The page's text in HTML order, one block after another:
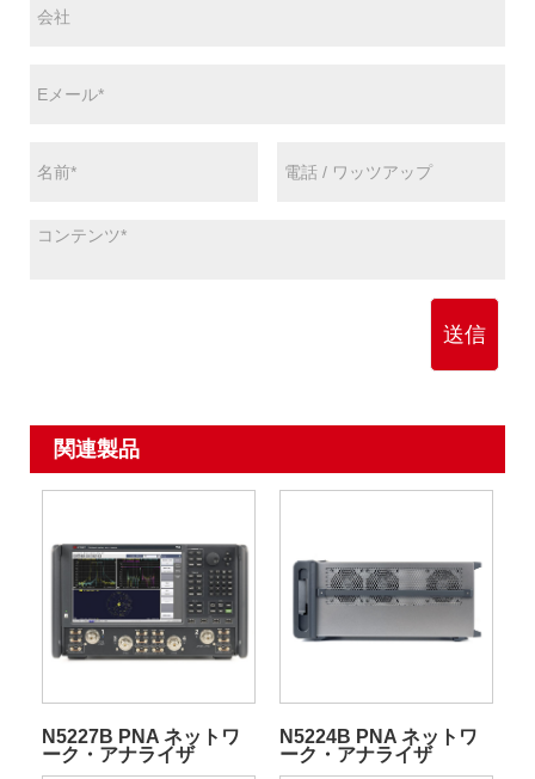
送信
関連製品
N5227B PNA ネットワ
ーク・アナライザ
N5224B PNA ネットワ
ーク・アナライザ